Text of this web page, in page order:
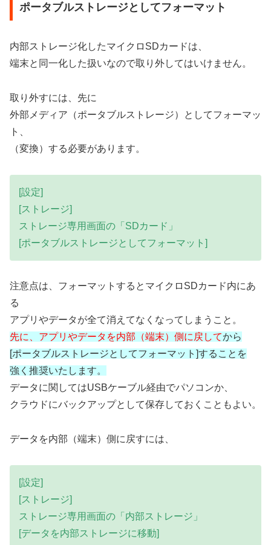
ポータブルストレージとしてフォーマット
内部ストレージ化したマイクロSDカードは、
端末と同一化した扱いなので取り外してはいけません。
取り外すには、先に
外部メディア（ポータブルストレージ）としてフォーマッ
ト、
（変換）する必要があります。
[設定]
[ストレージ]
ストレージ専用画面の「SDカード」
[ポータブルストレージとしてフォーマット]
注意点は、フォーマットするとマイクロSDカード内にあ
る
アプリやデータが全て消えてなくなってしまうこと。
先に、アプリやデータを内部（端末）側に戻してから
[ポータブルストレージとしてフォーマット]することを
強く推奨いたします。
データに関してはUSBケーブル経由でパソコンか、
クラウドにバックアップとして保存しておくこともよい。
データを内部（端末）側に戻すには、
[設定]
[ストレージ]
ストレージ専用画面の「内部ストレージ」
[データを内部ストレージに移動]